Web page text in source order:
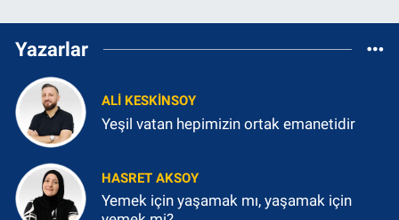
Yazarlar
ALI KESKINSOY
Yeşil vatan hepimizin ortak emanetidir
HASRET AKSOY
Yemek için yaşamak mı, yaşamak için